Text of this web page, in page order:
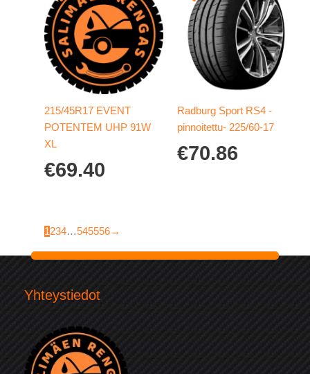
215/45R17 EVENT
POTENTEM UHP 91W
XL
€69.40
Radburg Sport RS4 -
pinnoitettu- 225/60-17
€70.86
1234…545556→
Yhteystiedot